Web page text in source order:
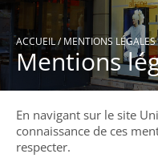
ACCUEIL/ MENTIONS LÉGALES
Mentions
En navigant sur le site
connaissance de ces
respecter.